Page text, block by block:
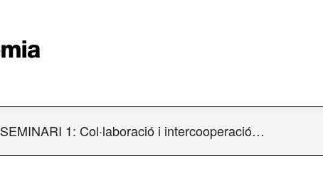
SEMINARI 1: Col·laboració i intercooperació…